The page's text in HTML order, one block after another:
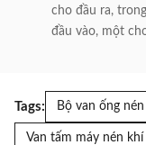
cho đầu ra,
đầu vào, một
Tags: Bộ van ống
Van tấm máy nén